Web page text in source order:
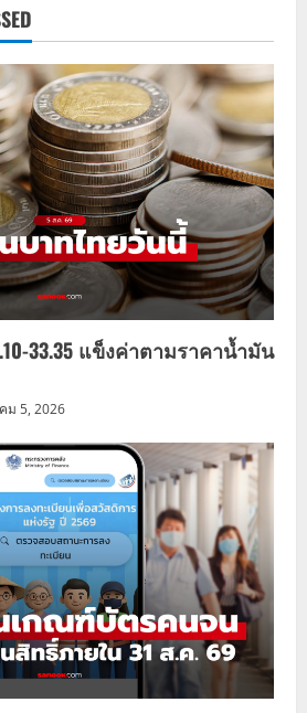
33.35 แข็งค่าตามราคาน้ำมัน
ม 5, 2026